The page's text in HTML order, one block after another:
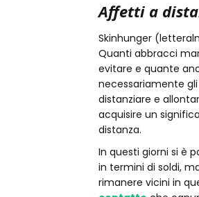
Affetti a
Skinhunger
Quanti abbracci
evitare e quante
necessariamente
distanziare e
acquisire un
distanza.
In questi giorni si è
in termini di soldi,
rimanere vicini in